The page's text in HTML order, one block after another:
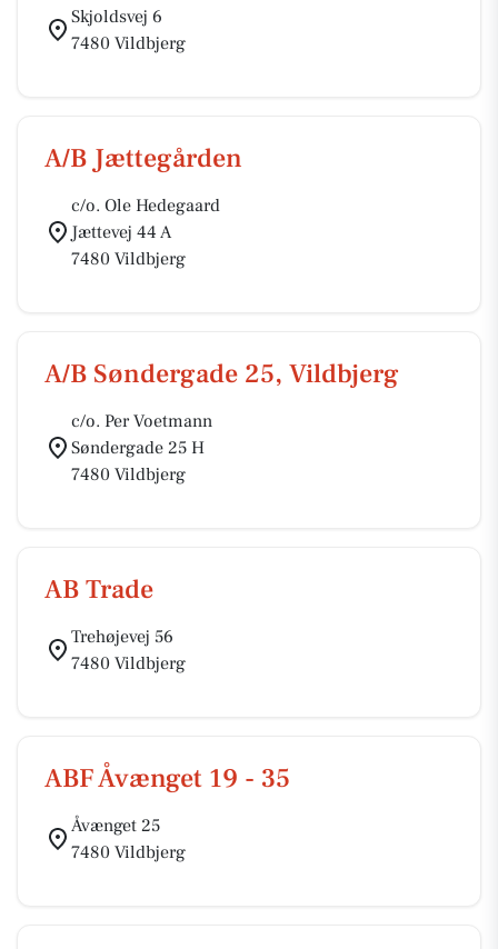
Skjoldsvej 6
7480 Vildbjerg
A/B Jættegården
c/o. Ole Hedegaard
Jættevej 44 A
7480 Vildbjerg
A/B Søndergade 25, Vildbjerg
c/o. Per Voetmann
Søndergade 25 H
7480 Vildbjerg
AB Trade
Trehøjevej 56
7480 Vildbjerg
ABF Åvænget 19 - 35
Åvænget 25
7480 Vildbjerg